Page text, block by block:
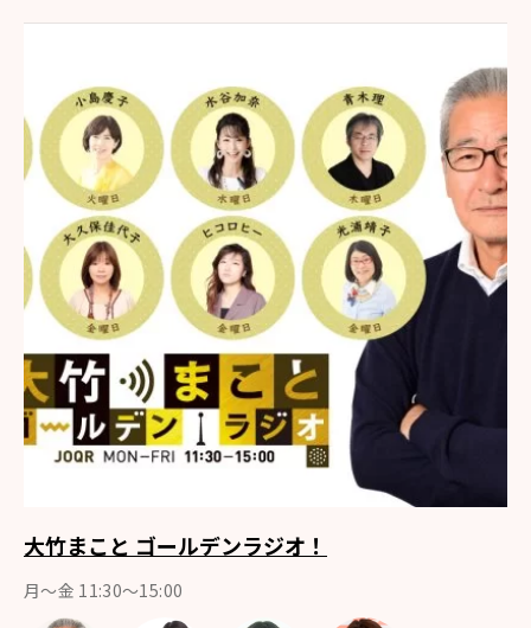
大竹まこと ゴールデンラジオ！
月〜金 11:30～15:00